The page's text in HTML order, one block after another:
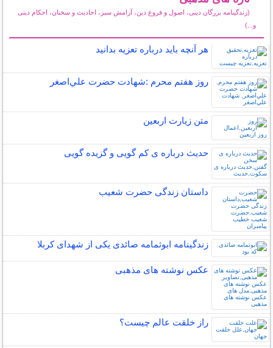
(زندگینامه بزرگان دینی، اصول و فروع دین، آرامش سبز، احادیث و سخنان، احکام دینی
و...)
هر آنچه باید درباره تعزیه بدانید
روز هفتم محرم :شهادت حضرت علي‌اصغر
متن زيارت اربعين
حدیث درباره ی کم گویی و گزیده گویی
داستان زندگی حضرت شعیب
زندگینامه ابوثمامه صائدی یکی از شهدای کربلا
عکس نوشته های مذهبی
راز خلقت عالم چيست؟